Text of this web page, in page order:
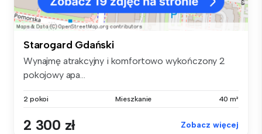
Starogard Gdański
Wynajmę atrakcyjny i komfortowo wykończony 2
pokojowy apa...
2 pokoi Mieszkanie 40 m²
2 300 zł Zobacz więcej